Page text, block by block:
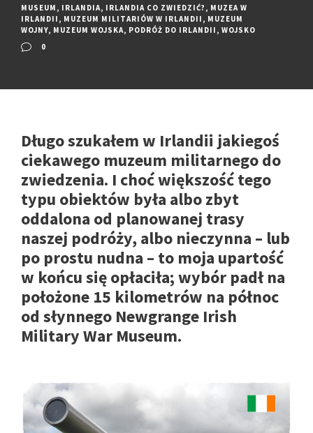
MUSEUM , IRLANDIA, IRLANDIA CO ZWIEDZIĆ? , MUZEA W
IRLANDII , MUZEUM MILITARIÓW W IRLANDII , MUZEUM
WOJNY, MUZEUM WOJSKA, PODRÓŻ DO IRLANDII , WOJSKO
0
Długo szukałem w Irlandii jakiegoś
ciekawego muzeum militarnego do
zwiedzenia. I choć większość tego
typu obiektów była albo zbyt
oddalona od planowanej trasy
naszej podróży, albo nieczynna – lub
po prostu nudna – to moja upartość
w końcu się opłaciła; wybór padł na
położone 15 kilometrów na północ
od słynnego Newgrange Irish
Military War Museum.